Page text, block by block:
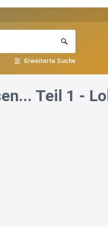
Erweiterte Suche
Teil 1 -